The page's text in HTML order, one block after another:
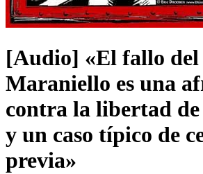
[Audio] «El fallo
Maraniello es una
contra la libertad de
y un caso típico de
previa»